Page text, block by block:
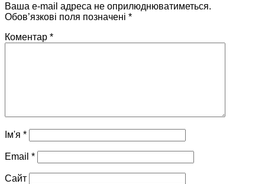
Ваша e-mail адреса не оприлюднюватиметься.
Обов’язкові поля позначені *
Коментар *
Ім'я *
Email *
Сайт